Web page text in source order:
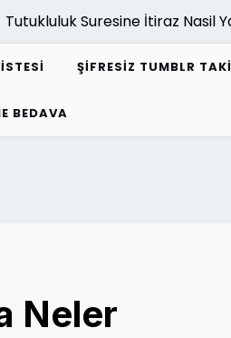
Suresine İtiraz Nasil
ŞIFRESIZ TUMBLR
BEDAVA
Neler